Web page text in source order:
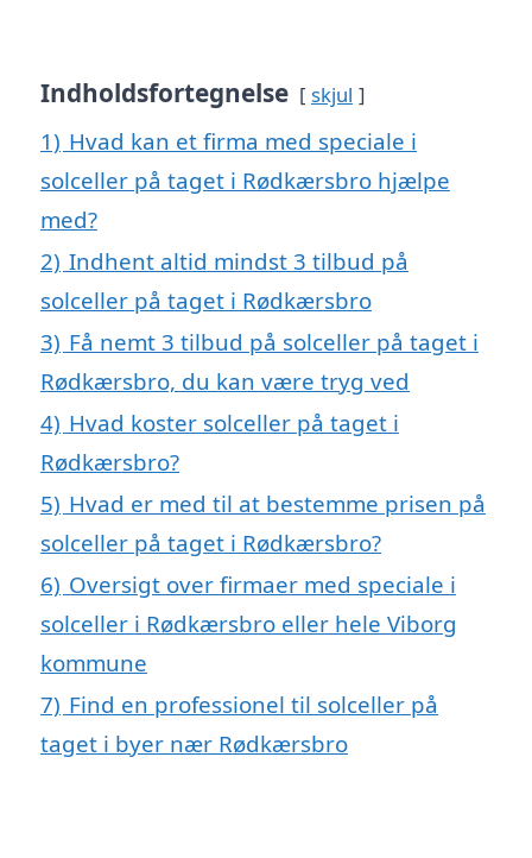
Indholdsfortegnelse skjul
1) Hvad kan et firma med speciale i
solceller på taget i Rødkærsbro hjælpe
med?
2) Indhent altid mindst 3 tilbud på
solceller på taget i Rødkærsbro
3) Få nemt 3 tilbud på solceller på taget i
Rødkærsbro, du kan være tryg ved
4) Hvad koster solceller på taget i
Rødkærsbro?
5) Hvad er med til at bestemme prisen på
solceller på taget i Rødkærsbro?
6) Oversigt over firmaer med speciale i
solceller i Rødkærsbro eller hele Viborg
kommune
7) Find en professionel til solceller på
taget i byer nær Rødkærsbro